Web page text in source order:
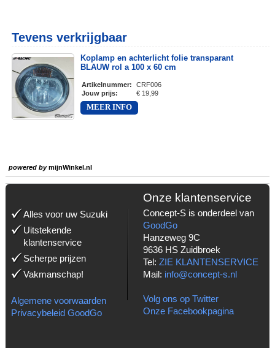
Tevens verkrijgbaar
Koplamp en achterlicht folie transparant
BLAUW rol a 100 x 60 cm
Artikelnummer:
CRF006
Jouw prijs: € 19,99
MEER INFO
powered bymijnWinkel.nl
Alles voor uw Suzuki
Uitstekende
klantenservice
Scherpe prijzen
Vakmanschap!
Algemene voorwaarden
Privacybeleid GoodGo
Onze klantenservice
Concept-S is onderdeel van
GoodGo
Hanzeweg 9C
9636 HS Zuidbroek
Tel: ZIE KLANTENSERVICE
Mail: info@concept-s.nl
Volg ons op Twitter
Onze Facebookpagina